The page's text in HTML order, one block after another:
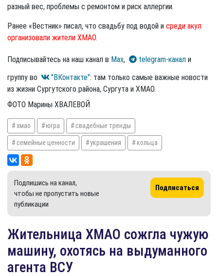
разный вес, проблемы с ремонтом и риск аллергии.
Ранее «Вестник» писал, что свадьбу под водой и среди акул
организовали жители ХМАО.
Подписывайтесь на наш канал в Max, telegram-канал и
группу во
"ВКонтакте": там только самые важные новости
из жизни Сургутского района, Сургута и ХМАО.
ФОТО Марины ХВАЛЕВОЙ
хмао югра свадебные тренды
семейные ценности украшения кольца
Подпишись на канал,
чтобы не пропустить новые
публикации
Подписаться
Жительница ХМАО сожгла чужую
машину, охотясь на выдуманного
агента ВСУ